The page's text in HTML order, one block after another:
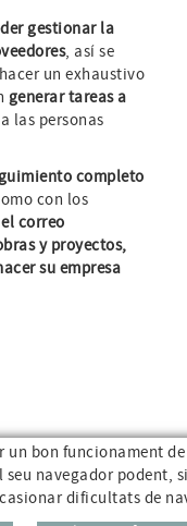
gestionar la
, así se
un exhaustivo
generar tareas a
las personas
completo
con los
correo
y proyectos,
su empresa
CAT ESP 972
un bon funcionament
navegador podent,
dificultats de